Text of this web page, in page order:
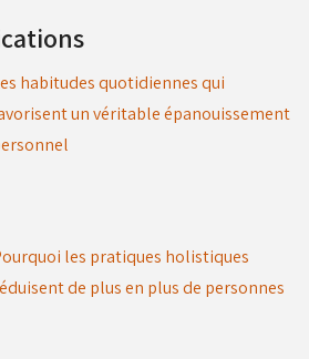
habitudes quotidiennes qui
un véritable épanouissement
les pratiques holistiques
de plus en plus de personnes